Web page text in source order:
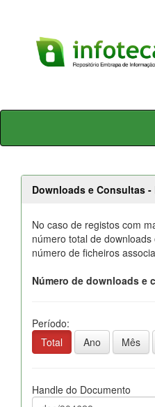
Skip
Downloads e Consultas
No caso de registos com
número total de
número de ficheiros
Número de downloads e
Período:
Total
Ano Mês
Handle do Documento